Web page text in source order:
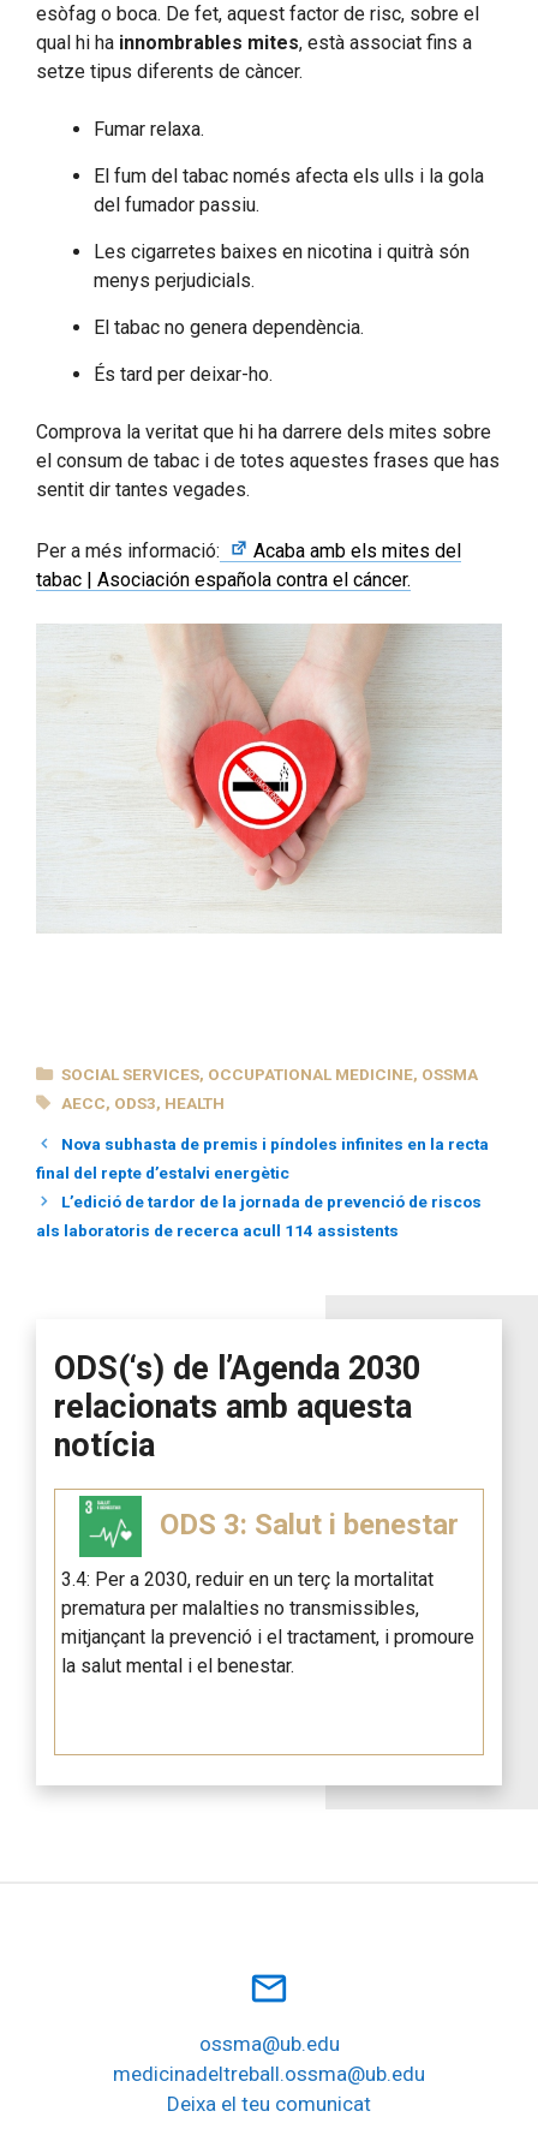
esòfag o boca. De fet, aquest factor de risc, sobre el
qual hi ha innombrables mites, està associat fins a
setze tipus diferents de càncer.
Fumar relaxa.
El fum del tabac només afecta els ulls i la gola
del fumador passiu.
Les cigarretes baixes en nicotina i quitrà són
menys perjudicials.
El tabac no genera dependència.
És tard per deixar-ho.
Comprova la veritat que hi ha darrere dels mites sobre
el consum de tabac i de totes aquestes frases que has
sentit dir tantes vegades.
Per a més informació:
Acaba amb els mites del
tabac | Asociación española contra el cáncer.
CATEGORIES
SOCIAL SERVICES, OCCUPATIONAL MEDICINE, OSSMA
TAGS
AECC, ODS3, HEALTH
Nova subhasta de premis i píndoles infinites en la recta
final del repte d’estalvi energètic
L’edició de tardor de la jornada de prevenció de riscos
als laboratoris de recerca acull 114 assistents
ODS(‘s) de l’Agenda 2030
relacionats amb aquesta
notícia
ODS 3: Salut i benestar
3.4: Per a 2030, reduir en un terç la mortalitat
prematura per malalties no transmissibles,
mitjançant la prevenció i el tractament, i promoure
la salut mental i el benestar.
mail_outline
ossma@ub.edu
medicinadeltreball.ossma@ub.edu
Deixa el teu comunicat